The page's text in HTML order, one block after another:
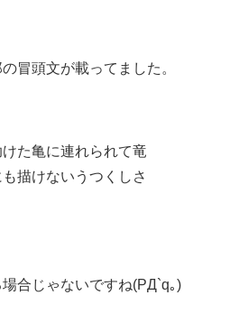
冒頭文が載ってました。
た亀に連れられて竜
描けないうつくしさ
合じゃないですね(PД`q｡)